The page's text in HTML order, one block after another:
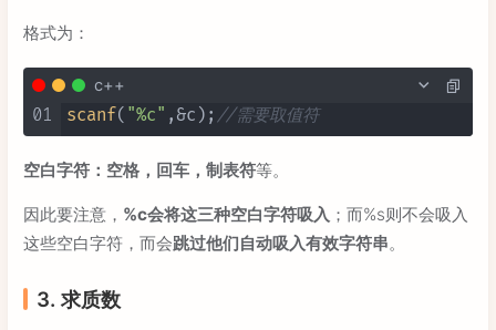
格式为：
c++
01 scanf( "%c" ,&c); //需要取值符
空白字符：空格，回车，制表符等。
因此要注意， %c会将这三种空白字符吸入 ；而%s则不会吸入
这些空白字符，而会跳过他们自动吸入有效字符串。
3. 求质数